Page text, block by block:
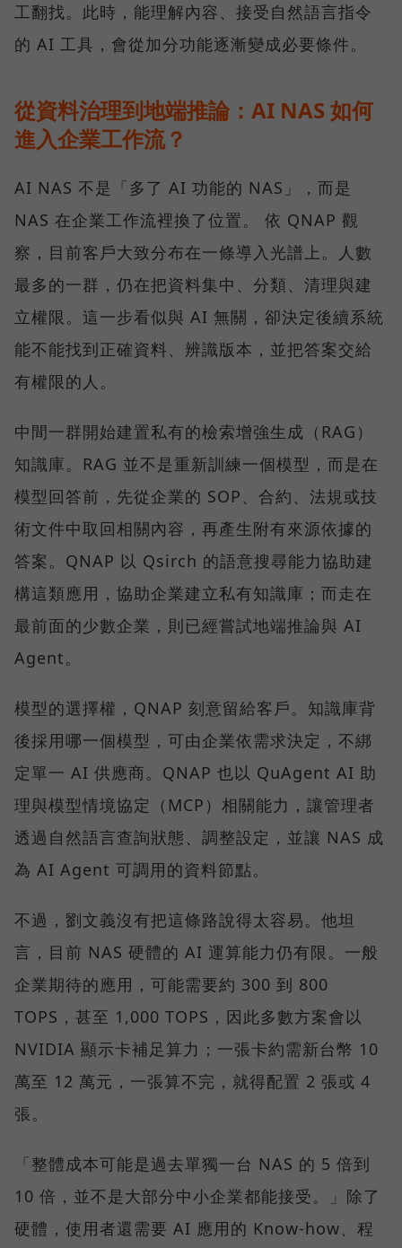
工翻找。此時，能理解內容、接受自然語言指令
的 AI 工具，會從加分功能逐漸變成必要條件。
從資料治理到地端推論：AI NAS 如何
進入企業工作流？
AI NAS 不是「多了 AI 功能的 NAS」，而是
NAS 在企業工作流裡換了位置。 依 QNAP 觀
察，目前客戶大致分布在一條導入光譜上。人數
最多的一群，仍在把資料集中、分類、清理與建
立權限。這一步看似與 AI 無關，卻決定後續系統
能不能找到正確資料、辨識版本，並把答案交給
有權限的人。
中間一群開始建置私有的檢索增強生成（RAG）
知識庫。RAG 並不是重新訓練一個模型，而是在
模型回答前，先從企業的 SOP、合約、法規或技
術文件中取回相關內容，再產生附有來源依據的
答案。QNAP 以 Qsirch 的語意搜尋能力協助建
構這類應用，協助企業建立私有知識庫；而走在
最前面的少數企業，則已經嘗試地端推論與 AI
Agent。
模型的選擇權，QNAP 刻意留給客戶。知識庫背
後採用哪一個模型，可由企業依需求決定，不綁
定單一 AI 供應商。QNAP 也以 QuAgent AI 助
理與模型情境協定（MCP）相關能力，讓管理者
透過自然語言查詢狀態、調整設定，並讓 NAS 成
為 AI Agent 可調用的資料節點。
不過，劉文義沒有把這條路說得太容易。他坦
言，目前 NAS 硬體的 AI 運算能力仍有限。一般
企業期待的應用，可能需要約 300 到 800
TOPS，甚至 1,000 TOPS，因此多數方案會以
NVIDIA 顯示卡補足算力；一張卡約需新台幣 10
萬至 12 萬元，一張算不完，就得配置 2 張或 4
張。
「整體成本可能是過去單獨一台 NAS 的 5 倍到
10 倍，並不是大部分中小企業都能接受。」除了
硬體，使用者還需要 AI 應用的 Know-how、程